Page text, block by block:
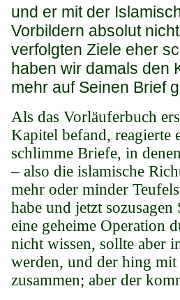
und er mit der
Vorbildern absolut
verfolgten Ziele eher
haben wir damals den
mehr auf Seinen Brief
Als das Vorläuferbuch
Kapitel befand, reagierte
schlimme Briefe, in
– also die islamische
mehr oder minder
habe und jetzt
eine geheime Operation
nicht wissen, sollte aber
werden, und der hing
zusammen; aber der